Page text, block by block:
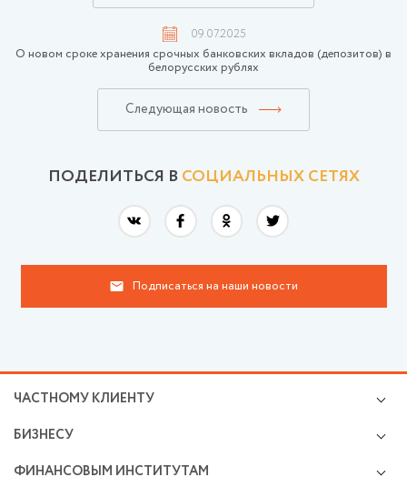
ПОДЕЛИТЬСЯ ВСОЦИАЛЬНЫХ СЕТЯХ
Подписаться на наши новости
09.07.2025
О новом сроке хранения срочных банковских вкладов (депозитов) в
белорусских рублях
Следующая новость
ЧАСТНОМУ КЛИЕНТУ
Валютно-обменные операции
Cбережения и инвестиции
БИЗНЕСУ
ФИНАНСОВЫМ ИНСТИТУТАМ